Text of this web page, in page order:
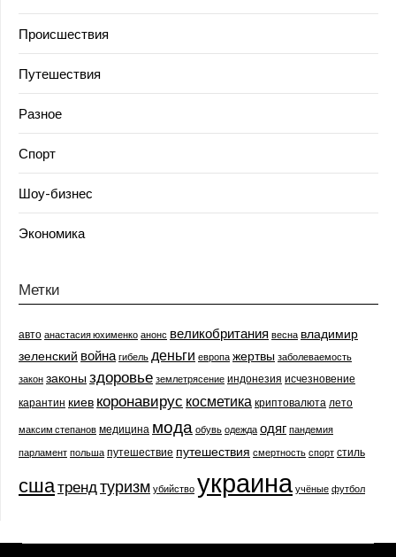
Происшествия
Путешествия
Разное
Спорт
Шоу-бизнес
Экономика
Метки
авто анастасия юхименко анонс великобритания весна владимир
зеленский война гибель деньги европа жертвы заболеваемость
закон законыздоровье землетрясение индонезия исчезновение
карантин киев коронавирус косметика криптовалюта лето
максим степанов медицина мода обувь одежда одяг пандемия
парламент польша путешествие путешествия смертность спорт стиль
сшатренд туризм убийство украина учёные футбол